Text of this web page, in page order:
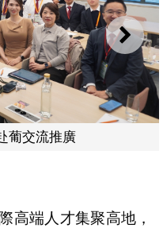
下一
葡交流推廣
高端人才集聚高地，